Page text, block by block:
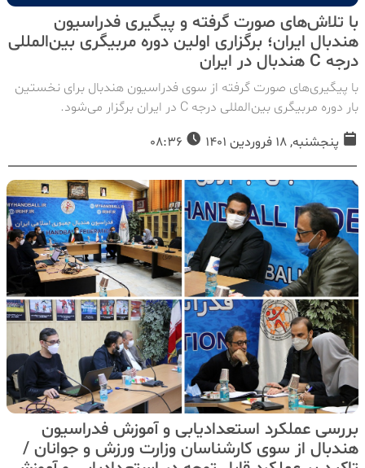
با تلاش‌های صورت گرفته و پیگیری فدراسیون
هندبال ایران؛ برگزاری اولین دوره مربیگری بین‌المللی
درجه C هندبال در ایران
با پیگیری‌های صورت گرفته از سوی فدراسیون هندبال برای نخستین
بار دوره مربیگری بين‌المللی درجه C در ایران برگزار می‌شود.
پنجشنبه, 18 فروردین 1401
بررسی عملکرد استعدادیابی و آموزش فدراسیون
هندبال از سوی کارشناسان وزارت ورزش و جوانان /